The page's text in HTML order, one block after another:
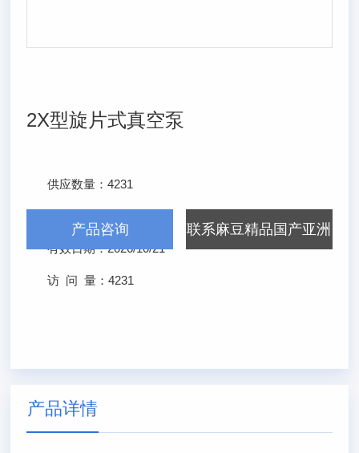
2X型旋片式真空泵
供应数量：4231
有效日期：2026/10/21
访 问 量：4231
产品咨询 联系麻豆精品国产亚洲
产品详情